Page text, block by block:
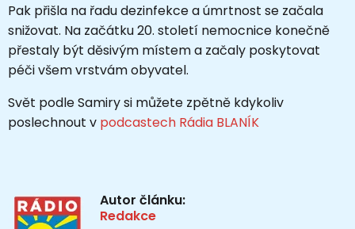
Pak přišla na řadu dezinfekce a úmrtnost se začala
snižovat. Na začátku 20. století nemocnice konečně
přestaly být děsivým místem a začaly poskytovat
péči všem vrstvám obyvatel.
Svět podle Samiry si můžete zpětně kdykoliv
poslechnout v podcastech Rádia BLANÍK
Autor článku:
Redakce